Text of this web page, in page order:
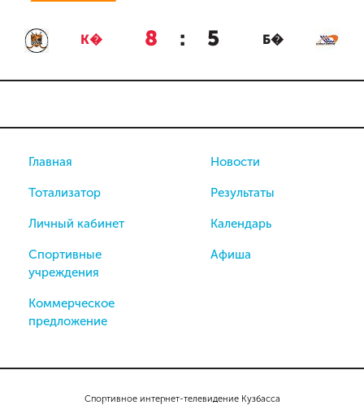
К� 8 : 5 Б�
Спортивное интернет-телевидение Кузбасса
Главная
Тотализатор
Личный кабинет
Спортивные
учреждения
Коммерческое
предложение
Новости
Результаты
Календарь
Афиша